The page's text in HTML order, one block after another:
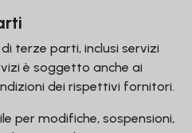
terze parti, inclusi servizi
è soggetto anche ai
dei rispettivi fornitori.
per modifiche, sospensioni,